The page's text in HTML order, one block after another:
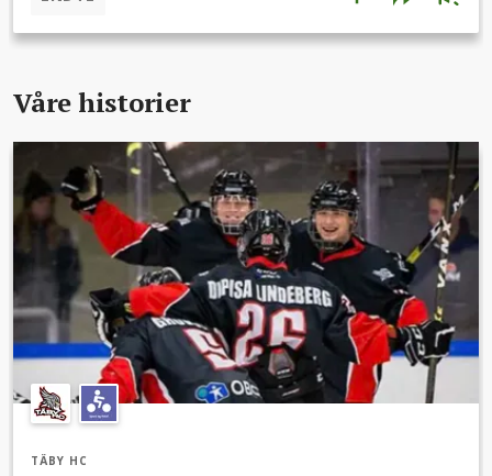
Skellefteå, Björklöven, Modo, Timrå, Östersund, Brynäs,
Mora, Leksand, Almtuna och AIK.Att delta i U18 Nationell
söker vi nu sponsorer och supportrar som vill vara med och
logi eller annat som hjälper oss att möjliggöra denna
satsning.Alla som deltar i vår insamling är med på utlottning
av fina priser!Alla bidrag, stora som små, gör skillnad och
hjälper våra spelare att fortsätta utvecklas på högsta
nivå.Tack för att du är med och stöttar framtidens Täby HC!
Våre historier
TÄBY HC